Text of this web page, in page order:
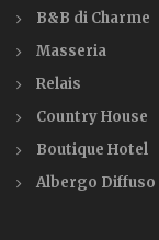
B&B di Charme
Masseria
Relais
Country House
Boutique Hotel
Albergo Diffuso